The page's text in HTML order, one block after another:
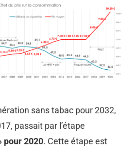
sans tabac pour 2032,
passait par l’étape
pour 2020. Cette étape est